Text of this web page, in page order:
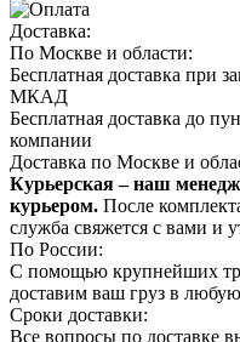
Доставка:
По Москве и области:
Бесплатная доставка при
МКАД
Бесплатная доставка до
компании
Доставка по Москве и
Курьерская – наш
курьером. После
служба свяжется с вами и
По России:
С помощью крупнейших
доставим ваш груз в
Сроки доставки:
Все вопросы по доставке